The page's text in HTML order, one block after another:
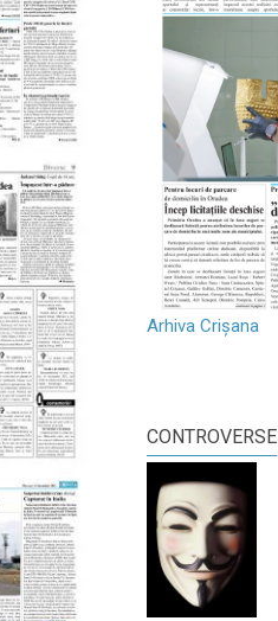
Arhiva Crișana
CONTROVERSE